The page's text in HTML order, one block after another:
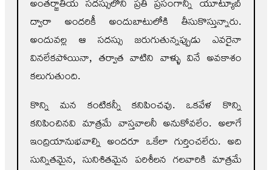
అంతర్జాతీయ సదస్సులోని ప్రతి ప్రసంగాన్నీ యూట్యూబ్‌
ద్వారా అందరికీ అందుబాటులోకి తీసుకొస్తున్నారు.
అందువల్ల ఆ సదస్సు జరుగుతున్నప్పుడు ఎవరైనా
వినలేకపోయినా, తర్వాత వాటిని వాళ్ళు వినే అవకాశం
కలుగుతుంది.
కొన్ని మన కంటికన్నీ కనిపించవు. ఒకవేళ కొన్ని
కనిపించినవి మాత్రమే వాస్తవాలనీ అనుకోవలేం. అలాగే
ఇంద్రియానుభవాల్ని అందరూ ఒకేలా గుర్తించలేరు. అది
సున్నితమైన, సునిశితమైన పరిశీలన గలవారికి మాత్రమే